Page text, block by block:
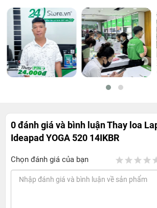
0 đánh giá và bình luậnThay loa
Ideapad YOGA 520 14IKBR
Chọn đánh giá của bạn